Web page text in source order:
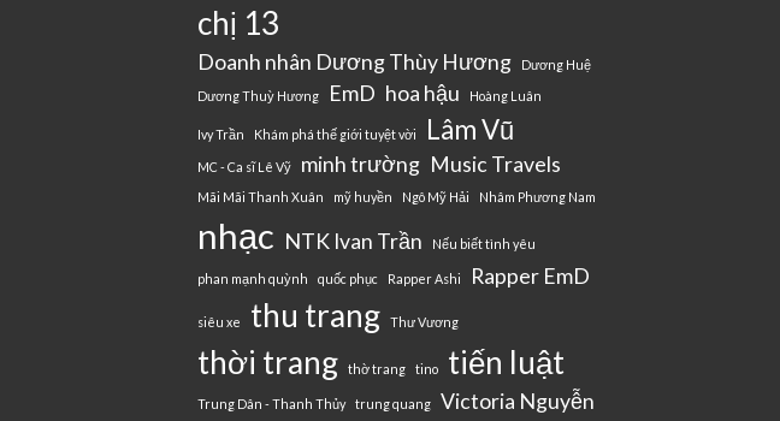
chị 13
Doanh nhân Dương Thùy Hương
Dương Huệ
Dương Thuỳ Hương
EmD hoa hậu Hoàng Luân
Ivy Trần Khám phá thế giới tuyệt vời Lâm Vũ
MC - Ca sĩ Lê Vỹ minh trường Music Travels
Mãi Mãi Thanh Xuân mỹ huyền Ngô Mỹ Hải Nhâm Phương Nam
nhạc NTK Ivan Trần Nếu biết tình yêu
phan mạnh quỳnh quốc phục Rapper Ashi Rapper EmD
siêu xe thu trang Thư Vương
thời trang thờ trang tino tiến luật
Trung Dân - Thanh Thủy trung quang Victoria Nguyễn